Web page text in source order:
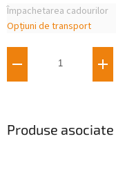
Evaluare
preţ:
Împachetarea cadourilor
Opțiuni de transport
Produse asociate